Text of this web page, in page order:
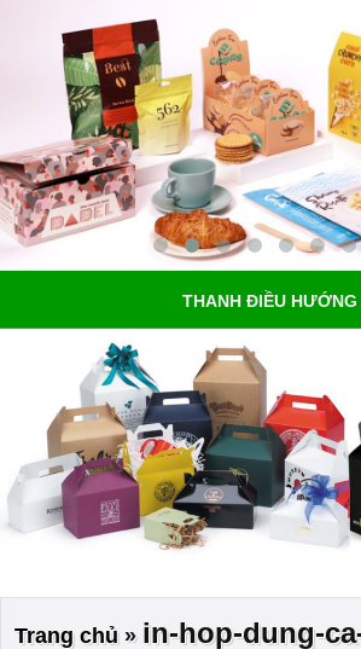
THANH ĐIỀU HƯỚNG
Trang chủ» in-hop-dung-